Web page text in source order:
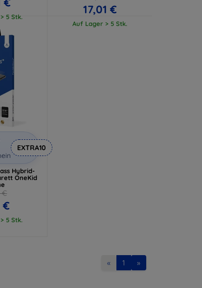
5 Stk.
17,01 €
Auf Lager > 5 Stk.
EXTRA10
Hybrid-
OneKid
€
€
5 Stk.
« 1 »